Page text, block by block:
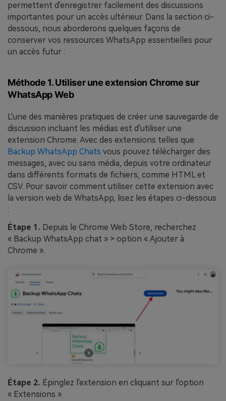
permettent d'enregistrer facilement des discussions
importantes pour un accès ultérieur. Dans la section ci-
dessous, nous aborderons quelques façons de
conserver vos ressources WhatsApp essentielles pour
un accès futur :
Méthode 1. Utiliser une extension Chrome sur
WhatsApp Web
L'une des manières pratiques de créer une sauvegarde de
discussion incluant les médias est d'utiliser une
extension Chrome. Avec des extensions telles que
Backup WhatsApp Chats vous pouvez télécharger des
messages, avec ou sans média, depuis votre ordinateur
dans différents formats de fichiers, comme HTML et
CSV. Pour savoir comment utiliser cette extension avec
la version web de WhatsApp, lisez les étapes ci-dessous
:
Étape 1. Depuis le Chrome Web Store, recherchez
« Backup WhatsApp chat » > option « Ajouter à
Chrome ».
Étape 2. Épinglez l'extension en cliquant sur l'option
« Extensions ».